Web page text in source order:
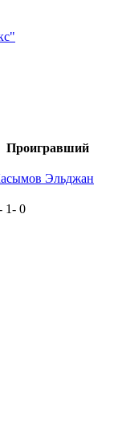
Проигравший
Эльджан
1- 0